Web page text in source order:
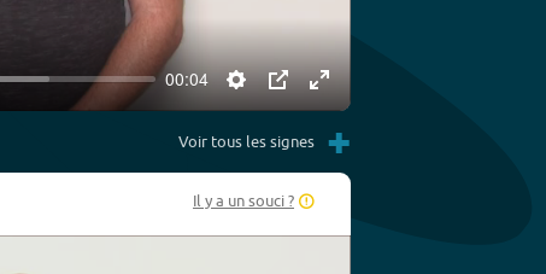
00:04
Settings
PIP Enter
fullscreen
Voir tous les signes +
Il y a un souci ?